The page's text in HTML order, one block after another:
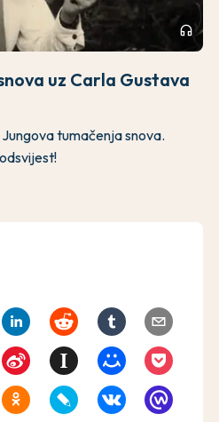
headphones
uz Carla Gustava
tumačenja snova.